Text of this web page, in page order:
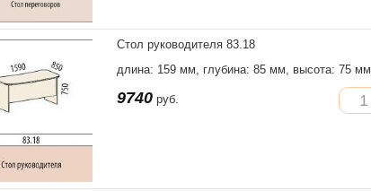
Стол руководителя 83.18
длина: 159 мм, глубина: 85 мм, высота: 75 мм
9740 руб.